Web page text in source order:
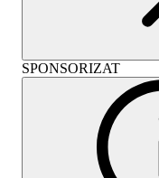
SPONSORIZAT